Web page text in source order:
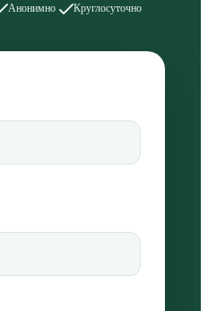
Анонимно Круглосуточно